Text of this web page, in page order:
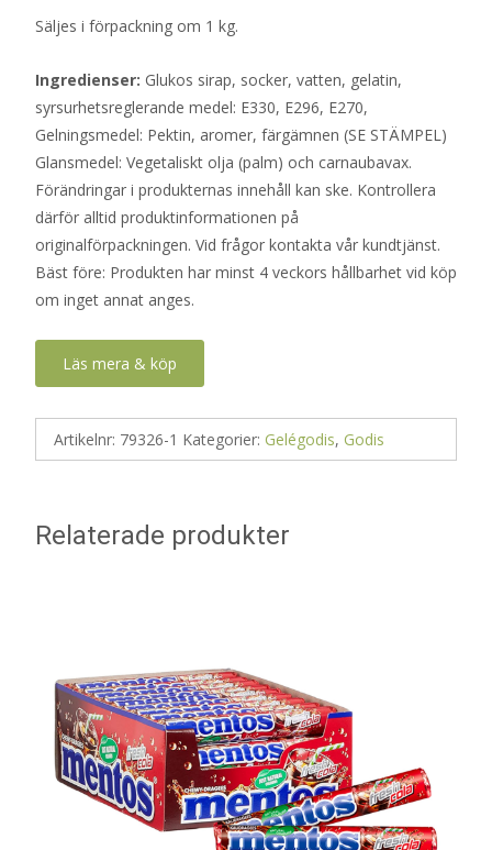
Säljes i förpackning om 1 kg.
Ingredienser: Glukos sirap, socker, vatten, gelatin,
syrsurhetsreglerande medel: E330, E296, E270,
Gelningsmedel: Pektin, aromer, färgämnen (SE STÄMPEL)
Glansmedel: Vegetaliskt olja (palm) och carnaubavax.
Förändringar i produkternas innehåll kan ske. Kontrollera
därför alltid produktinformationen på
originalförpackningen. Vid frågor kontakta vår kundtjänst.
Bäst före: Produkten har minst 4 veckors hållbarhet vid köp
om inget annat anges.
Läs mera & köp
Artikelnr: 79326-1 Kategorier: Gelégodis, Godis
Relaterade produkter